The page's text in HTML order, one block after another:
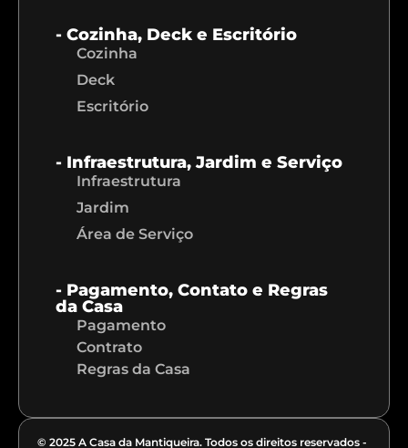
- Cozinha, Deck e Escritório
Cozinha
Deck
Escritório
- Infraestrutura, Jardim e Serviço
Infraestrutura
Jardim
Área de Serviço
- Pagamento, Contato e Regras
da Casa
Pagamento
Contrato
Regras da Casa
© 2025 A Casa da Mantiqueira. Todos os direitos reservados -